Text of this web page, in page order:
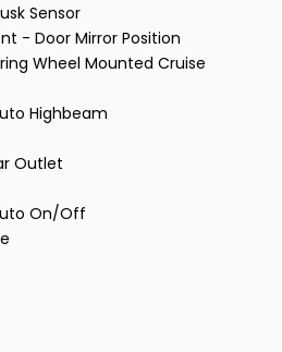
Sensor
- Door Mirror Position
Wheel Mounted Cruise
Highbeam
Outlet
On/Off